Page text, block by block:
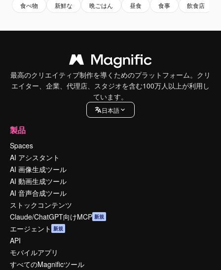
食べ物 新鮮な 晩ごはん 昼食 食事 飲食店
最高のクリエイティブ制作を導くためのプラットフォーム。クリ
エイター、企業、代理店、スタジオを含む100万人以上が利用し
ています。
日本語
製品
Spaces
AI アシスタント
AI 画像生成ツール
AI 動画生成ツール
AI 音声合成ツール
ストックコンテンツ
Claude/ChatGPT向けMCP 新規
エージェント 新規
API
モバイルアプリ
すべてのMagnificツール